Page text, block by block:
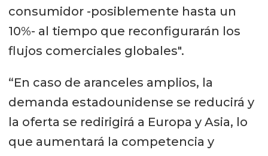
consumidor -posiblemente hasta un
10%- al tiempo que reconfigurarán los
flujos comerciales globales".
“En caso de aranceles amplios, la
demanda estadounidense se reducirá y
la oferta se redirigirá a Europa y Asia, lo
que aumentará la competencia y